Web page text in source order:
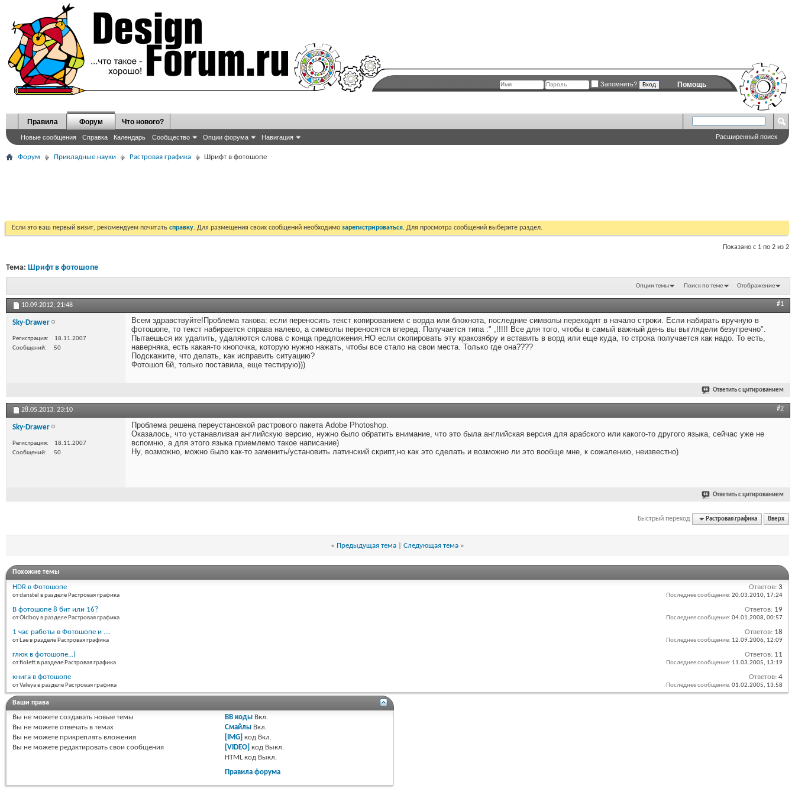
Помощь
Запомнить?
Правила Форум
Новые сообщения Справка Календарь Сообщество Опции форума Навигация
Что нового?
Расширенный поиск
Форум Прикладные науки Растровая графика Шрифт в фотошопе
Если это ваш первый визит, рекомендуем почитать справку. Для размещения своих сообщений необходимо зарегистрироваться. Для просмотра сообщений выберите раздел.
Показано с 1 по 2 из 2
Тема: Шрифт в фотошопе
Опции темы Поиск по теме Отображение
10.09.2012, 21:48 #1
Sky-Drawer
Регистрация
18.11.2007
Сообщений
50
Всем здравствуйте!Проблема такова: если переносить текст копированием с ворда или блокнота, последние символы переходят в начало строки. Если набирать вручную в
фотошопе, то текст набирается справа налево, а символы переносятся вперед. Получается типа :" ,!!!!! Все для того, чтобы в самый важный день вы выглядели безупречно".
Пытаешься их удалить, удаляются слова с конца предложения.НО если скопировать эту кракозябру и вставить в ворд или еще куда, то строка получается как надо. То есть,
наверняка, есть какая-то кнопочка, которую нужно нажать, чтобы все стало на свои места. Только где она????
Подскажите, что делать, как исправить ситуацию?
Фотошоп 6й, только поставила, еще тестирую)))
Ответить с цитированием
28.05.2013, 23:10 #2
Sky-Drawer
Регистрация
18.11.2007
Сообщений
50
Проблема решена переустановкой растрового пакета Adobe Photoshop.
Оказалось, что устанавливая английскую версию, нужно было обратить внимание, что это была английская версия для арабского или какого-то другого языка, сейчас уже не
вспомню, а для этого языка приемлемо такое написание)
Ну, возможно, можно было как-то заменить/установить латинский скрипт,но как это сделать и возможно ли это вообще мне, к сожалению, неизвестно)
Ответить с цитированием
Быстрый переход Растровая графика Вверх
« Предыдущая тема Следующая тема »
Похожие темы
HDR в Фотошопе
от danstel в разделе Растровая графика
Ответов: 3
Последнее сообщение: 20.03.2010, 17:24
В фотошопе 8 бит или 16?
от Oldboy в разделе Растровая графика
Ответов: 19
Последнее сообщение: 04.01.2008, 00:57
1 час работы в Фотошопе и ....
от Lae в разделе Растровая графика
Ответов: 18
Последнее сообщение: 12.09.2006, 12:09
глюк в фотошопе...(
от fiolett в разделе Растровая графика
Ответов: 11
Последнее сообщение: 11.03.2005, 13:19
книга в фотошопе
от Valeya в разделе Растровая графика
Ответов: 4
Последнее сообщение: 01.02.2005, 13:58
Ваши права
Вы не можете создавать новые темы
Вы не можете отвечать в темах
Вы не можете прикреплять вложения
Вы не можете редактировать свои сообщения
BB коды Вкл.
Смайлы Вкл.
[IMG] код Вкл.
[VIDEO] код Выкл.
HTML код Выкл.
Правила форума